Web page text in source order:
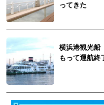
ってきた
横浜港観光船
もって運航終